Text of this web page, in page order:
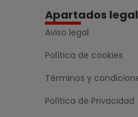
Apartados
Aviso legal
Política de cookies
Términos y
Política de Privacidad